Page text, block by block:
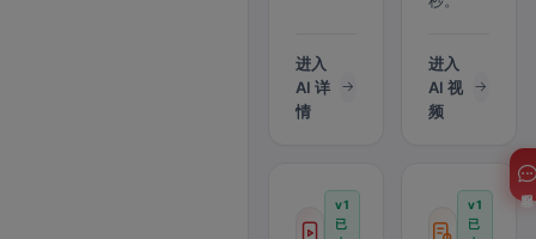
进入
AI 详
情
进入
AI 视
频
v1
已
v1
已